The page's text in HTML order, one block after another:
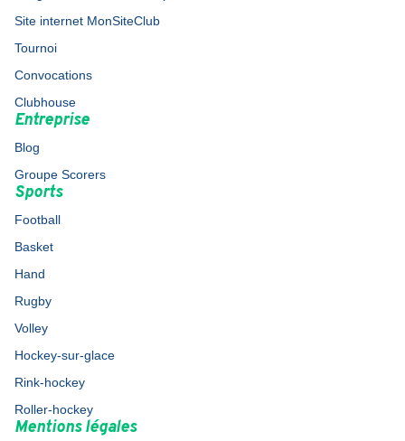
Site internet MonSiteClub
Tournoi
Convocations
Clubhouse
Entreprise
Blog
Groupe Scorers
Sports
Football
Basket
Hand
Rugby
Volley
Hockey-sur-glace
Rink-hockey
Roller-hockey
Mentions légales